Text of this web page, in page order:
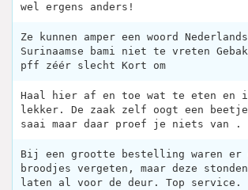
wel ergens anders!
Ze kunnen amper een woord
Surinaamse bami niet te vreten
pff zéér slecht Kort om
Haal hier af en toe wat te eten en is
lekker. De zaak zelf oogt een
saai maar daar proef je niets van .
Bij een grootte bestelling waren er
broodjes vergeten, maar deze
laten al voor de deur. Top service.